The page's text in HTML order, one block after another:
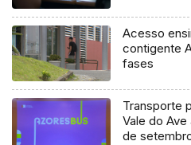
Acesso
contigente
fases
Transporte
Vale do Ave
de